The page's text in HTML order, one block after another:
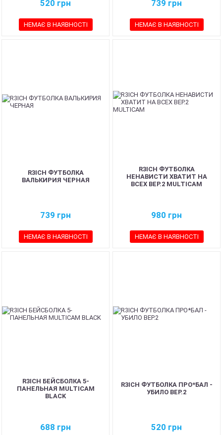
520 грн
НЕМАЄ В НАЯВНОСТІ
739 грн
НЕМАЄ В НАЯВНОСТІ
R3ICH ФУТБОЛКА
ВАЛЬКИРИЯ ЧЕРНАЯ
739 грн
НЕМАЄ В НАЯВНОСТІ
R3ICH ФУТБОЛКА
НЕНАВИСТИ ХВАТИТ НА
ВСЕХ ВЕР.2 MULTICAM
980 грн
НЕМАЄ В НАЯВНОСТІ
R3ICH БЕЙСБОЛКА 5-
ПАНЕЛЬНАЯ MULTICAM
BLACK
688 грн
R3ICH ФУТБОЛКА ПРО*БАЛ -
УБИЛО ВЕР.2
520 грн